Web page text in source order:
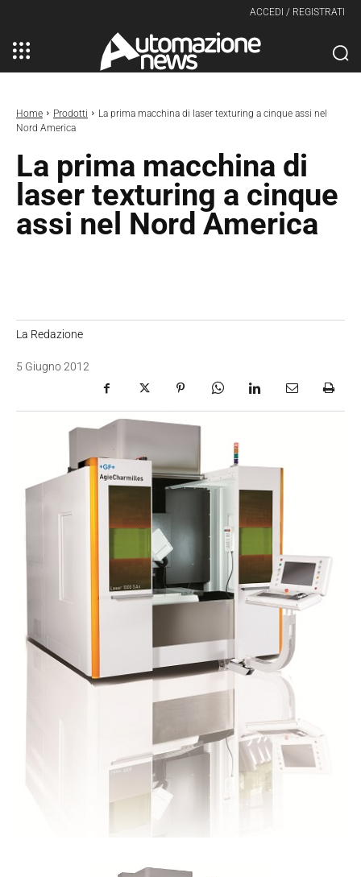
ACCEDI / REGISTRATI
Home Prodotti
La prima macchina di laser texturing a cinque assi nel
Nord America
La prima macchina di
laser texturing a cinque
assi nel Nord America
La Redazione
5 Giugno 2012